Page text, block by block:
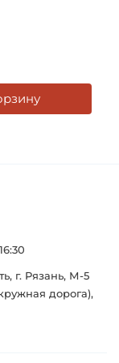
типа Y
г. Рязань, М-5
дорога),